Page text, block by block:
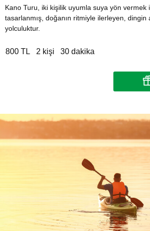
Kano Turu, iki kişilik uyumla suya yön vermek
tasarlanmış, doğanın ritmiyle ilerleyen, dingin
yolculuktur.
800 TL 2 kişi 30 dakika